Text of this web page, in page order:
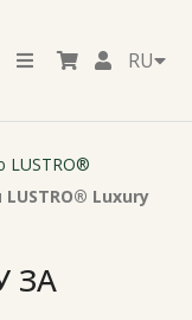
RU
LUSTRO®
Luxury
ЗА